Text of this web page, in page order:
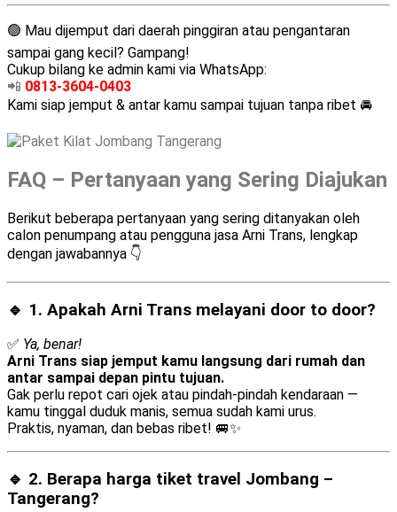
🟢 Mau dijemput dari daerah pinggiran atau pengantaran
sampai gang kecil? Gampang!
Cukup bilang ke admin kami via WhatsApp:
📲 0813-3604-0403
Kami siap jemput & antar kamu sampai tujuan tanpa ribet 🚘
FAQ – Pertanyaan yang Sering Diajukan
Berikut beberapa pertanyaan yang sering ditanyakan oleh
calon penumpang atau pengguna jasa Arni Trans, lengkap
dengan jawabannya 👇
🔹 1. Apakah Arni Trans melayani door to door?
✅ Ya, benar!
Arni Trans siap jemput kamu langsung dari rumah dan
antar sampai depan pintu tujuan.
Gak perlu repot cari ojek atau pindah-pindah kendaraan —
kamu tinggal duduk manis, semua sudah kami urus.
Praktis, nyaman, dan bebas ribet! 🚐✨
🔹 2. Berapa harga tiket travel Jombang –
Tangerang?